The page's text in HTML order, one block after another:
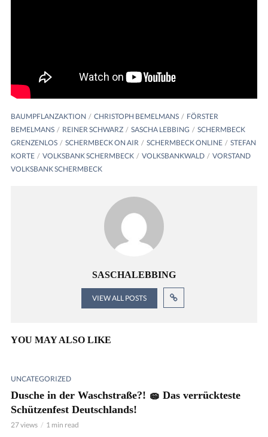
BAUMPFLANZAKTION CHRISTOPH BEMELMANS
FÖRSTER
BEMELMANS
REINER SCHWARZ SASCHA LEBBING
SCHERMBECK
GRENZENLOS
SCHERMBECK ON AIR SCHERMBECK ONLINE
STEFAN
KORTE
VOLKSBANK SCHERMBECK VOLKSBANKWALD
VORSTAND
VOLKSBANK SCHERMBECK
SASCHALEBBING
VIEW ALL POSTS
YOU MAY ALSO LIKE
UNCATEGORIZED
Dusche in der Waschstraße?! 🧽 Das verrückteste
Schützenfest Deutschlands!
27 views 1 min read